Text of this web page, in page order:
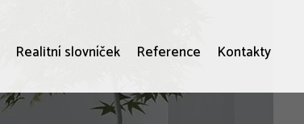
Realitní slovníček Reference Kontakty